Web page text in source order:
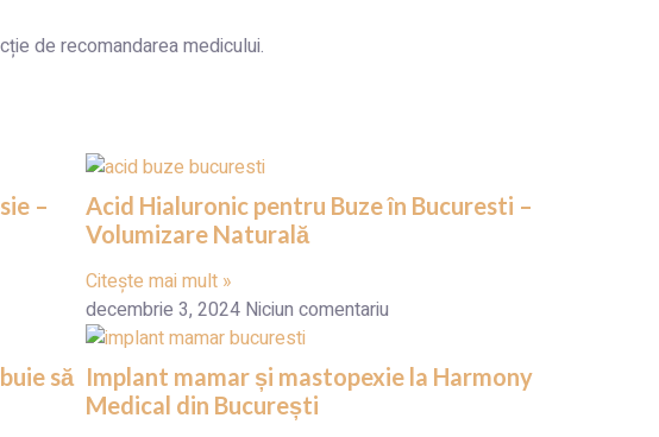
de recomandarea medicului.
–
Acid Hialuronic pentru Buze în Bucuresti –
Volumizare Naturală
Citește mai mult »
decembrie 3, 2024 Niciun comentariu
să Implant mamar și mastopexie la Harmony
Medical din București